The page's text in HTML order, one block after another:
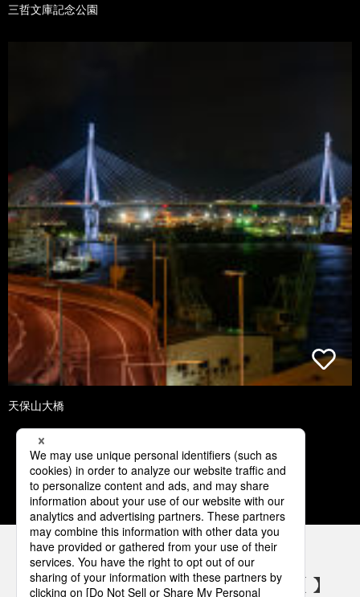
三哲文庫記念公園
天保山大橋
1 2 3 4 5
パナソニックの電気設備 SNSアカウント